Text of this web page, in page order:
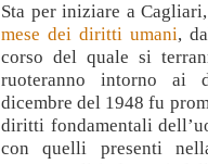
Sta per iniziare a
mese dei diritti umani,
corso del quale si
ruoteranno intorno ai
dicembre del 1948 fu
diritti fondamentali
con quelli presenti